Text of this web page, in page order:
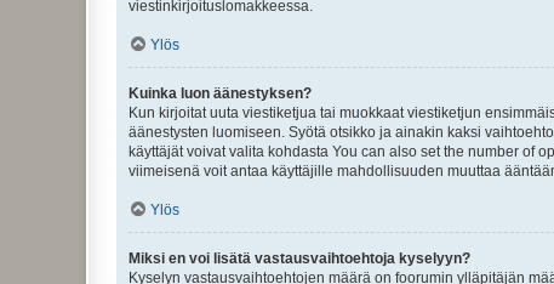
viestinkirjoituslomakkeessa.
Ylös
Kuinka luon äänestyksen?
Kun kirjoitat uuta viestiketjua tai muokkaat viestiketjun
äänestysten luomiseen. Syötä otsikko ja ainakin kaksi
käyttäjät voivat valita kohdasta You can also set the number of
viimeisenä voit antaa käyttäjille mahdollisuuden muuttaa
Ylös
Miksi en voi lisätä vastausvaihtoehtoja kyselyyn?
Kyselyn vastausvaihtoehtojen määrä on foorumin ylläpitäjän